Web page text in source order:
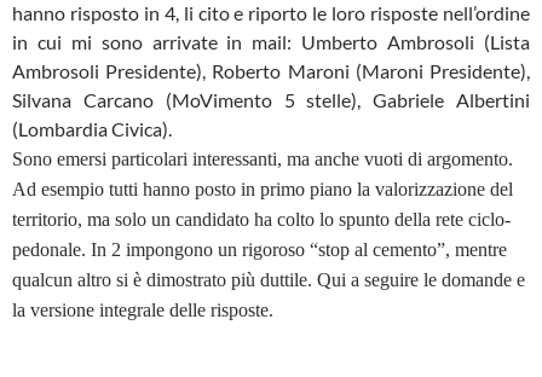
hanno risposto in 4, li cito e riporto le loro risposte nell’ordine
in cui mi sono arrivate in mail: Umberto Ambrosoli (Lista
Ambrosoli Presidente), Roberto Maroni (Maroni Presidente),
Silvana Carcano (MoVimento 5 stelle), Gabriele Albertini
(Lombardia Civica).
Sono emersi particolari interessanti, ma anche vuoti di argomento.
Ad esempio tutti hanno posto in primo piano la valorizzazione del
territorio, ma solo un candidato ha colto lo spunto della rete ciclo-
pedonale. In 2 impongono un rigoroso “stop al cemento”, mentre
qualcun altro si è dimostrato più duttile. Qui a seguire le domande e
la versione integrale delle risposte.